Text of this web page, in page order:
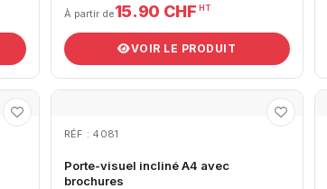
À partir de15.90 CHF HT
VOIR LE PRODUIT
RÉF : 4081
Porte-visuel incliné A4 avec
brochures